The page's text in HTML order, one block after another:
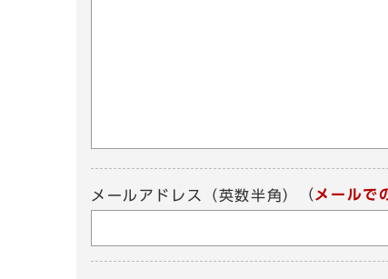
メールアドレス（英数半角） （ メールで